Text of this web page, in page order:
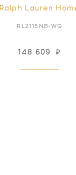
Ralph Lauren
RL2115NB-WG
148 609 ₽